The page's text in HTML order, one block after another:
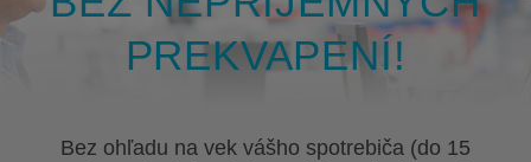
PREKVAPENÍ!
Bez ohľadu na vek vášho spotrebiča (do 15